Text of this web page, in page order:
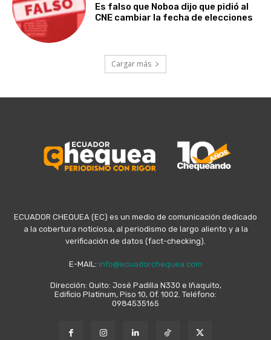
Es falso que Noboa dijo que pidió al
CNE cambiar la fecha de elecciones
Cargar más
ECUADOR CHEQUEA (EC) es un medio de comunicación dedicado
a la cobertura noticiosa, al periodismo de largo aliento y a la
verificación de datos (fact-checking).
E-MAIL: info@ecuadorchequea.com
Dirección: Quito: José Padilla N330 e Iñaquito,
Edificio Platinum, Piso 10, Of. 1002. Teléfono:
0984535165